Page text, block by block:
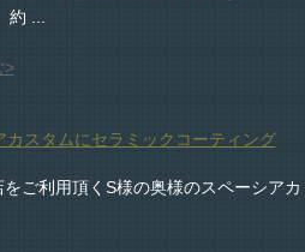
...
>
カスタムにセラミックコーティング
ご利用頂くS様の奥様のスペーシアカ